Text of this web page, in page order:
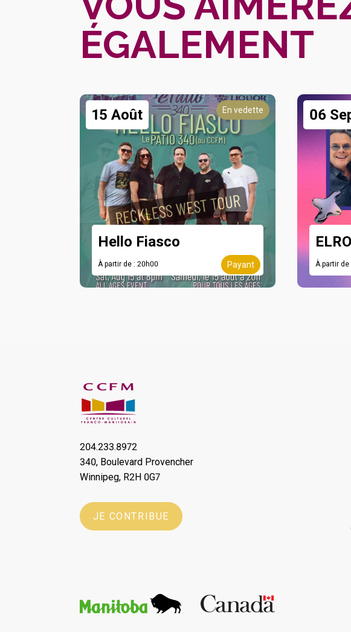
ÉGALEMENT
15 Août En vedette
Hello Fiasco
À partir de : 20h00 Payant
06
À partir de
204.233.8972
340, Boulevard Provencher
Winnipeg, R2H 0G7
JE CONTRIBUE